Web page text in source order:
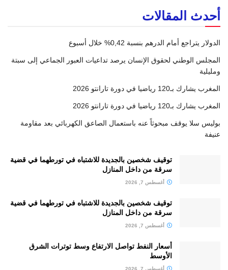
أحدث المقالات
الدولار يتراجع أمام الدرهم بنسبة 0,42% خلال أسبوع
المجلس الوطني لحقوق الإنسان يرصد تداعيات العبور الجماعي إلى سبتة
ومليلية
المغرب يشارك بـ120 رياضيا في دورة تارانتو 2026
المغرب يشارك بـ120 رياضيا في دورة تارانتو 2026
بوليس سلا يوقف مبحوثاً عنه باستعمال الصاعق الكهربائي بعد مقاومة
عنيفة
توقيف شخصين بالجديدة للاشتباه في تورطهما في قضية
سرقة من داخل المنازل
أغسطس 7, 2026
توقيف شخصين بالجديدة للاشتباه في تورطهما في قضية
سرقة من داخل المنازل
أغسطس 7, 2026
أسعار النفط تواصل الارتفاع وسط توترات الشرق
الأوسط
أغسطس 7, 2026